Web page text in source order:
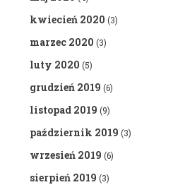
kwiecień 2020 (3)
marzec 2020 (3)
luty 2020 (5)
grudzień 2019 (6)
listopad 2019 (9)
październik 2019 (3)
wrzesień 2019 (6)
sierpień 2019 (3)